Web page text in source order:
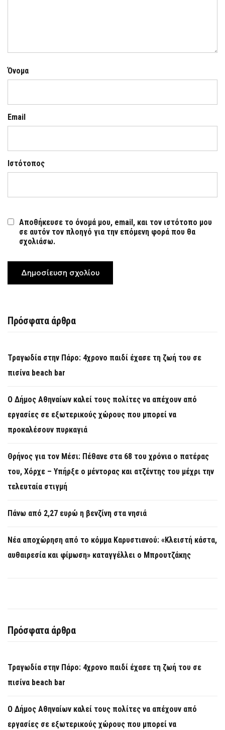
Όνομα
Email
Ιστότοπος
Αποθήκευσε το όνομά μου, email, και τον ιστότοπο μου
σε αυτόν τον πλοηγό για την επόμενη φορά που θα
σχολιάσω.
Πρόσφατα άρθρα
Τραγωδία στην Πάρο: 4χρονο παιδί έχασε τη ζωή του σε
πισίνα beach bar
Ο Δήμος Αθηναίων καλεί τους πολίτες να απέχουν από
εργασίες σε εξωτερικούς χώρους που μπορεί να
προκαλέσουν πυρκαγιά
Θρήνος για τον Μέσι: Πέθανε στα 68 του χρόνια ο πατέρας
του, Χόρχε – Υπήρξε ο μέντορας και ατζέντης του μέχρι την
τελευταία στιγμή
Πάνω από 2,27 ευρώ η βενζίνη στα νησιά
Νέα αποχώρηση από το κόμμα Καρυστιανού: «Κλειστή κάστα,
αυθαιρεσία και φίμωση» καταγγέλλει ο Μπρουτζάκης
Πρόσφατα άρθρα
Τραγωδία στην Πάρο: 4χρονο παιδί έχασε τη ζωή του σε
πισίνα beach bar
Ο Δήμος Αθηναίων καλεί τους πολίτες να απέχουν από
εργασίες σε εξωτερικούς χώρους που μπορεί να